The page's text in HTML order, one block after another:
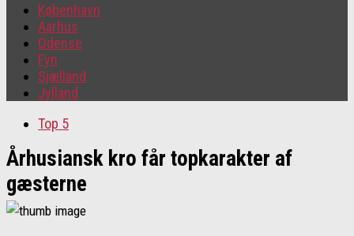
København
Aarhus
Odense
Fyn
Sjælland
Jylland
Top 5
Århusiansk kro får topkarakter af
gæsterne